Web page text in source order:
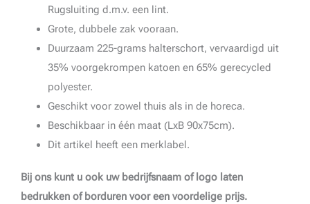
Rugsluiting d.m.v. een lint.
Grote, dubbele zak vooraan.
Duurzaam 225-grams halterschort, vervaardigd uit
35% voorgekrompen katoen en 65% gerecycled
polyester.
Geschikt voor zowel thuis als in de horeca.
Beschikbaar in één maat (LxB 90x75cm).
Dit artikel heeft een merklabel.
Bij ons kunt u ook uw bedrijfsnaam of logo laten
bedrukken of borduren voor een voordelige prijs.